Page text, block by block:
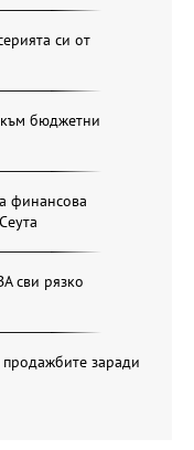
си от
бюджетни
финансова
сви рязко
заради